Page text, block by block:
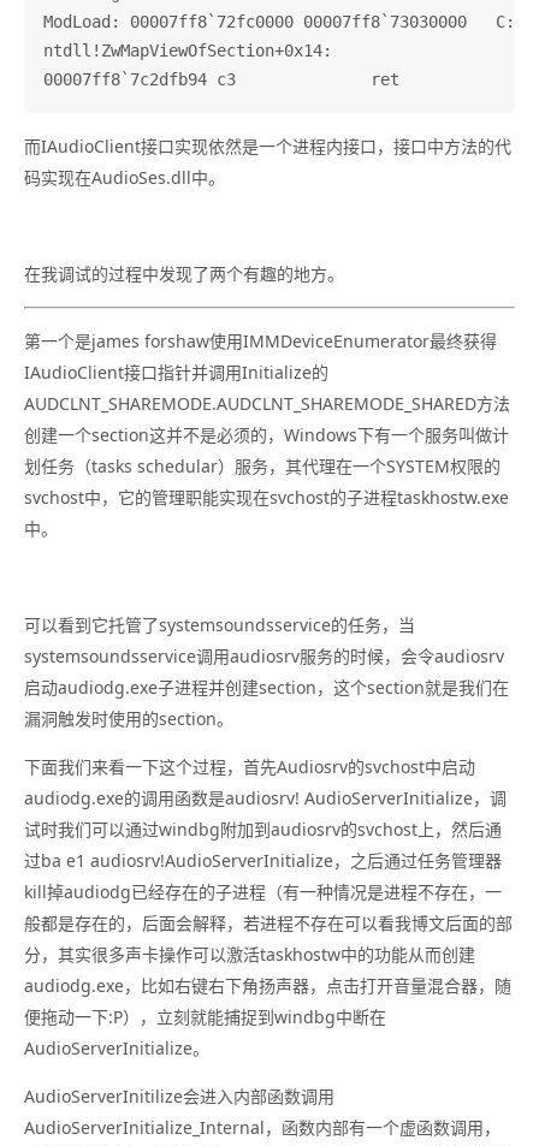
ModLoad: 00007ff8`72fc0000 00007ff8`73030000
ntdll!ZwMapViewOfSection+0x14:
而IAudioClient接口实现依然是一个进程内接口，接口中方法的代
码实现在AudioSes.dll中。
在我调试的过程中发现了两个有趣的地方。
第一个是james forshaw使用IMMDeviceEnumerator最终获得
IAudioClient接口指针并调用Initialize的
AUDCLNT_SHAREMODE.AUDCLNT_SHAREMODE_SHARED方法
创建一个section这并不是必须的，Windows下有一个服务叫做计
划任务（tasks schedular）服务，其代理在一个SYSTEM权限的
svchost中，它的管理职能实现在svchost的子进程taskhostw.exe
中。
可以看到它托管了systemsoundsservice的任务，当
systemsoundsservice调用audiosrv服务的时候，会令audiosrv
启动audiodg.exe子进程并创建section，这个section就是我们在
漏洞触发时使用的section。
下面我们来看一下这个过程，首先Audiosrv的svchost中启动
audiodg.exe的调用函数是audiosrv! AudioServerInitialize，调
试时我们可以通过windbg附加到audiosrv的svchost上，然后通
过ba e1 audiosrv!AudioServerInitialize，之后通过任务管理器
kill掉audiodg已经存在的子进程（有一种情况是进程不存在，一
般都是存在的，后面会解释，若进程不存在可以看我博文后面的部
分，其实很多声卡操作可以激活taskhostw中的功能从而创建
audiodg.exe，比如右键右下角扬声器，点击打开音量混合器，随
便拖动一下:P），立刻就能捕捉到windbg中断在
AudioServerInitialize。
AudioServerInitilize会进入内部函数调用
AudioServerInitialize_Internal，函数内部有一个虚函数调用，